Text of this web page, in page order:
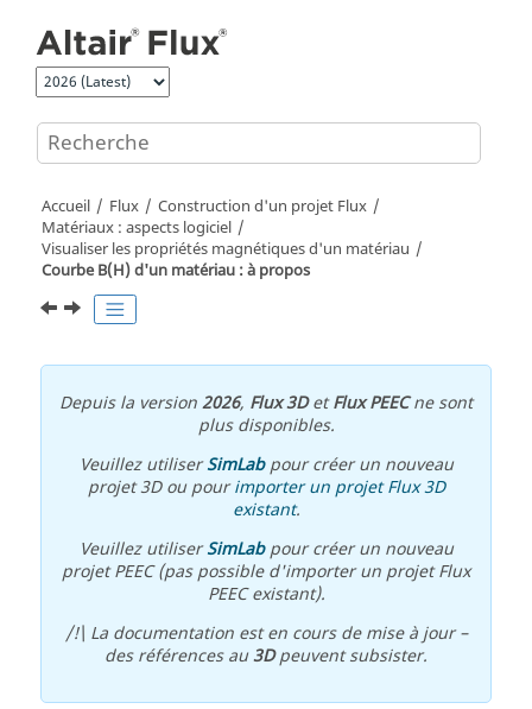
Accueil Flux
Construction d'un projet Flux
Matériaux : aspects logiciel
Visualiser les propriétés magnétiques d'un matériau
Courbe B(H) d'un matériau : à propos
Depuis la version2026, Flux 3DetFlux PEECne sont
plus disponibles.
Veuillez utiliserSimLabpour créer un nouveau
projet 3D ou pourimporter un projet Flux 3D
existant.
Veuillez utiliserSimLabpour créer un nouveau
projet PEEC (pas possible d'importer un projet Flux
PEEC existant).
/!\ La documentation est en cours de mise à jour –
des références au3Dpeuvent subsister.